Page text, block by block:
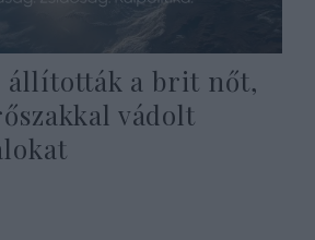
állították a brit nőt,
vádolt